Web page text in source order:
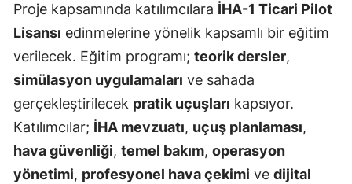
Hatay
Isparta
Mersin
İstanbul
İzmir
Kars
Proje kapsamında katılımcılara İHA-1 Ticari Pilot
Lisansı edinmelerine yönelik kapsamlı bir eğitim
verilecek. Eğitim programı; teorik dersler,
simülasyon uygulamaları ve sahada
gerçekleştirilecek pratik uçuşları kapsıyor.
Katılımcılar; İHA mevzuatı, uçuş planlaması,
hava güvenliği, temel bakım, operasyon
yönetimi, profesyonel hava çekimi ve dijital